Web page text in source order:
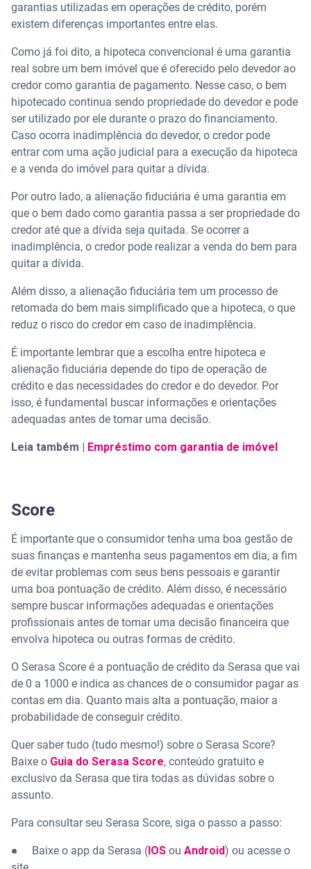
garantias utilizadas em operações de crédito, porém
existem diferenças importantes entre elas.
Como já foi dito, a hipoteca convencional é uma garantia
real sobre um bem imóvel que é oferecido pelo devedor ao
credor como garantia de pagamento. Nesse caso, o bem
hipotecado continua sendo propriedade do devedor e pode
ser utilizado por ele durante o prazo do financiamento.
Caso ocorra inadimplência do devedor, o credor pode
entrar com uma ação judicial para a execução da hipoteca
e a venda do imóvel para quitar a dívida.
Por outro lado, a alienação fiduciária é uma garantia em
que o bem dado como garantia passa a ser propriedade do
credor até que a dívida seja quitada. Se ocorrer a
inadimplência, o credor pode realizar a venda do bem para
quitar a dívida.
Além disso, a alienação fiduciária tem um processo de
retomada do bem mais simplificado que a hipoteca, o que
reduz o risco do credor em caso de inadimplência.
É importante lembrar que a escolha entre hipoteca e
alienação fiduciária depende do tipo de operação de
crédito e das necessidades do credor e do devedor. Por
isso, é fundamental buscar informações e orientações
adequadas antes de tomar uma decisão.
Leia também | Empréstimo com garantia de imóvel
Score
É importante que o consumidor tenha uma boa gestão de
suas finanças e mantenha seus pagamentos em dia, a fim
de evitar problemas com seus bens pessoais e garantir
uma boa pontuação de crédito. Além disso, é necessário
sempre buscar informações adequadas e orientações
profissionais antes de tomar uma decisão financeira que
envolva hipoteca ou outras formas de crédito.
O Serasa Score é a pontuação de crédito da Serasa que vai
de 0 a 1000 e indica as chances de o consumidor pagar as
contas em dia. Quanto mais alta a pontuação, maior a
probabilidade de conseguir crédito.
Quer saber tudo (tudo mesmo!) sobre o Serasa Score?
Baixe o Guia do Serasa Score, conteúdo gratuito e
exclusivo da Serasa que tira todas as dúvidas sobre o
assunto.
Para consultar seu Serasa Score, siga o passo a passo:
● Baixe o app da Serasa ( IOS ou Android) ou acesse o